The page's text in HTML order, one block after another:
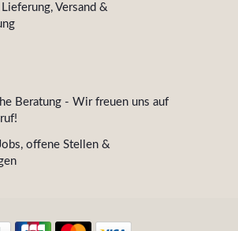
Versand &
Beratung - Wir freuen uns auf
offene Stellen &